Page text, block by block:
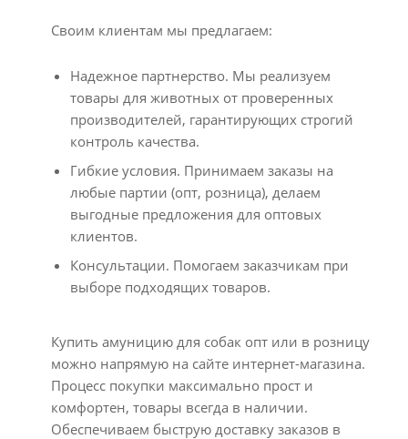
Своим клиентам мы предлагаем:
Надежное партнерство. Мы реализуем
товары для животных от проверенных
производителей, гарантирующих строгий
контроль качества.
Гибкие условия. Принимаем заказы на
любые партии (опт, розница), делаем
выгодные предложения для оптовых
клиентов.
Консультации. Помогаем заказчикам при
выборе подходящих товаров.
Купить амуницию для собак опт или в розницу
можно напрямую на сайте интернет-магазина.
Процесс покупки максимально прост и
комфортен, товары всегда в наличии.
Обеспечиваем быструю доставку заказов в